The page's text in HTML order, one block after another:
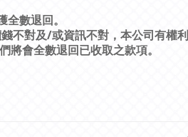
數退回。
不對及/或資訊不對，本公司有權利
將會全數退回已收取之款項。